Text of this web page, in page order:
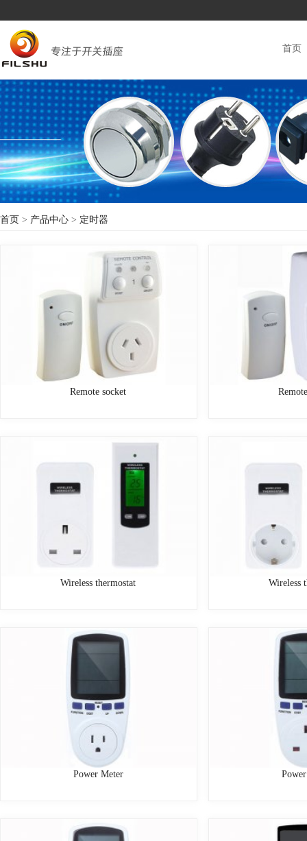
首页
首页 > 产品中心 > 定时器
Remote socket
Wireless thermostat Wireless
Power Meter